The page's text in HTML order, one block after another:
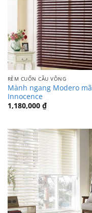
RÈM CUỐN CẦU VỒNG
Mành ngang Modero mã
Innocence
1,180,000 ₫